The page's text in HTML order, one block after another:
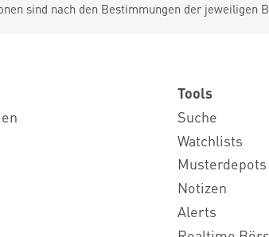
sind nach den Bestimmungen der jeweiligen
Tools
Suche
Watchlists
Musterdepots
Notizen
Alerts